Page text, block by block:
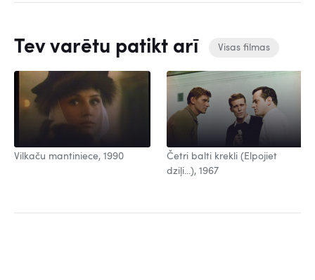
Tev varētu patikt arī Visas filmas
Vilkaču mantiniece, 1990
Četri balti krekli (Elpojiet
dziļi...), 1967